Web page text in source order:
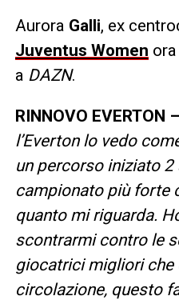
Aurora Galli, ex
Juventus Women ora
a DAZN.
RINNOVO EVERTON –
l’Everton lo vedo
un percorso iniziato 2
campionato più forte
quanto mi riguarda.
scontrarmi contro le
giocatrici migliori che
circolazione, questo